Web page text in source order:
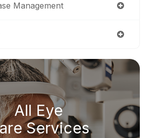
Management
All Eye
Services